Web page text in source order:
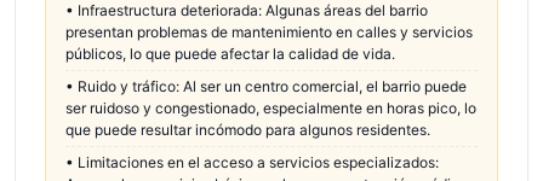
• Infraestructura deteriorada: Algunas áreas del barrio
presentan problemas de mantenimiento en calles y servicios
públicos, lo que puede afectar la calidad de vida.
• Ruido y tráfico: Al ser un centro comercial, el barrio puede
ser ruidoso y congestionado, especialmente en horas pico, lo
que puede resultar incómodo para algunos residentes.
• Limitaciones en el acceso a servicios especializados: